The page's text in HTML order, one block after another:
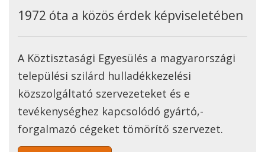
1972 óta a közös érdek képviseletében
A Köztisztasági Egyesülés a magyarországi
települési szilárd hulladékkezelési
közszolgáltató szervezeteket és e
tevékenységhez kapcsolódó gyártó,-
forgalmazó cégeket tömörítő szervezet.